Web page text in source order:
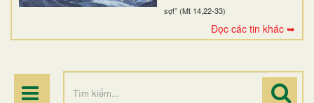
sợ!” (Mt 14,22-33)
Đọc các tin khác ➥
ĐIỂM HÀNH HƯƠNG